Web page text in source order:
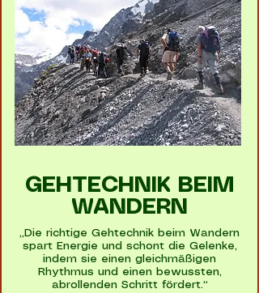
GEHTECHNIK BEIM
WANDERN
„Die richtige Gehtechnik beim Wandern
spart Energie und schont die Gelenke,
indem sie einen gleichmäßigen
Rhythmus und einen bewussten,
abrollenden Schritt fördert.“